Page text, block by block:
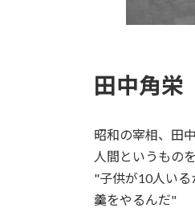
田中角栄
昭和の宰相、田
人間というもの
"子供が10人いる
羹をやるんだ"